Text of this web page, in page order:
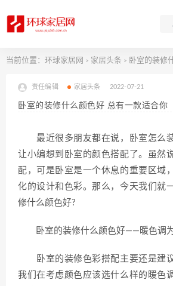
当前位置： 环球家居网 > 家居头条 > 卧室的装修
责任编辑 家居头条 2022-07-21
卧室的装修什么颜色好 总有一款适合你
最近很多朋友都在说，卧室怎么
让小编想到卧室的颜色搭配了。虽然
配，可是卧室是一个休息的重要区域
化的设计和色彩。那么，今天我们就
修什么颜色好?
卧室的装修什么颜色好——暖色调
卧室的装修色彩搭配主要还是建议
我们在考虑颜色应该选什么样的暖色